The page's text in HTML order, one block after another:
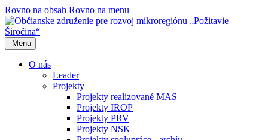
Rovno na obsah Rovno na menu
Menu
O nás
Leader
Projekty
Projekty realizované MAS
Projekty IROP
Projekty PRV
Projekty NSK